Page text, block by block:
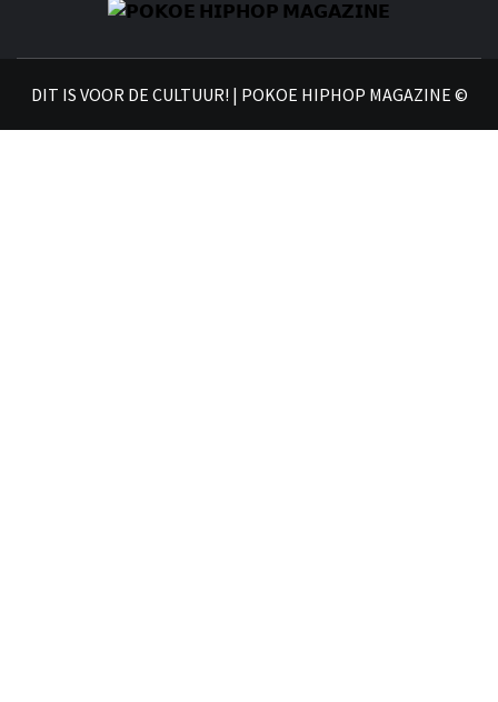
DIT IS VOOR DE CULTUUR! | POKOE HIPHOP MAGAZINE ©